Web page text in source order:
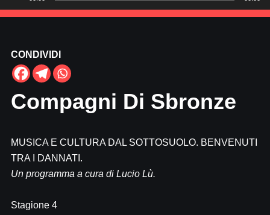
Player
CONDIVIDI
Compagni Di Sbronze
MUSICA E CULTURA DAL SOTTOSUOLO. BENVENUTI
TRA I DANNATI.
Un programma a cura di Lucio Lù.
Stagione 4